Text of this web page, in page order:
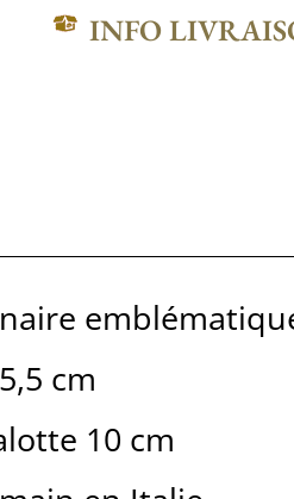
INFO
cm
10 cm